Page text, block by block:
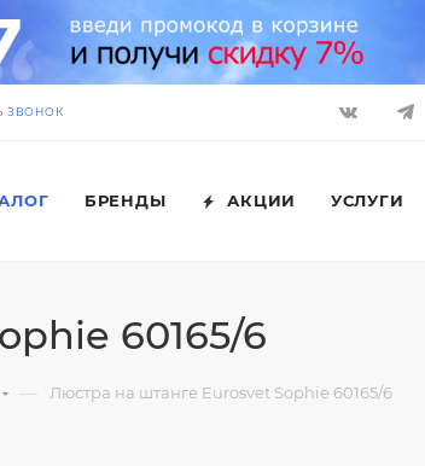
ЗВОНОК
БРЕНДЫ АКЦИИ УСЛУГИ
60165/6
— Люстра на штанге Eurosvet Sophie 60165/6